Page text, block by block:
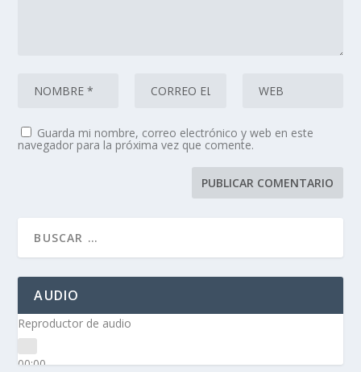
Guarda mi nombre, correo electrónico y web en este
navegador para la próxima vez que comente.
AUDIO
Reproductor de audio
00:00